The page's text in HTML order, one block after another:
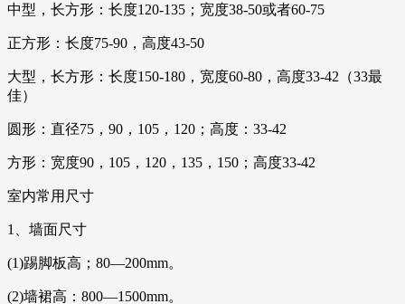
中型，长方形：长度120-135；宽度38-50或者60-75
正方形：长度75-90，高度43-50
大型，长方形：长度150-180，宽度60-80，高度33-42（33最
佳）
圆形：直径75，90，105，120；高度：33-42
方形：宽度90，105，120，135，150；高度33-42
室内常用尺寸
1、墙面尺寸
(1)踢脚板高；80—200mm。
(2)墙裙高：800—1500mm。